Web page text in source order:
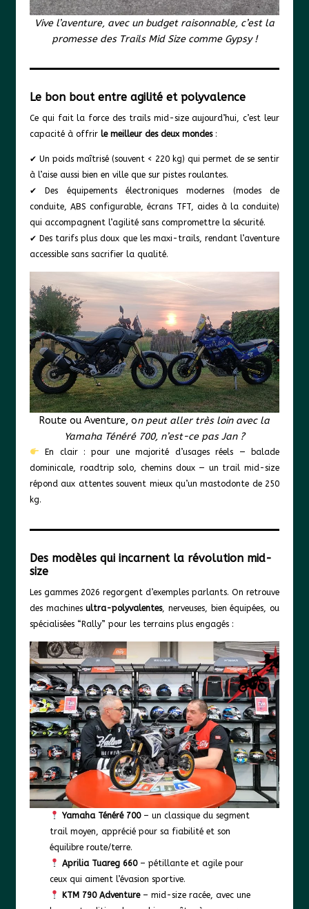
Vive l’aventure, avec un budget raisonnable, c’est la
promesse des Trails Mid Size comme Gypsy !
Le bon bout entre agilité et polyvalence
Ce qui fait la force des trails mid-size aujourd’hui, c’est leur
capacité à offrir le meilleur des deux mondes:
✔ Un poids maîtrisé (souvent < 220 kg) qui permet de se sentir
à l’aise aussi bien en ville que sur pistes roulantes.
✔ Des équipements électroniques modernes (modes de
conduite, ABS configurable, écrans TFT, aides à la conduite)
qui accompagnent l’agilité sans compromettre la sécurité.
✔ Des tarifs plus doux que les maxi-trails, rendant l’aventure
accessible sans sacrifier la qualité.
Route ou Aventure, on peut aller très loin avec la
Yamaha Ténéré 700, n’est-ce pas Jan ?
En clair : pour une majorité d’usages réels — balade
dominicale, roadtrip solo, chemins doux — un trail mid-size
répond aux attentes souvent mieux qu’un mastodonte de 250
kg.
Des modèles qui incarnent la révolution mid-
size
Les gammes 2026 regorgent d’exemples parlants. On retrouve
des machinesultra-polyvalentes, nerveuses, bien équipées, ou
spécialisées “Rally” pour les terrains plus engagés :
Yamaha Ténéré 700– un classique du segment
trail moyen, apprécié pour sa fiabilité et son
équilibre route/terre.
Aprilia Tuareg 660– pétillante et agile pour
ceux qui aiment l’évasion sportive.
KTM 790 Adventure– mid-size racée, avec une